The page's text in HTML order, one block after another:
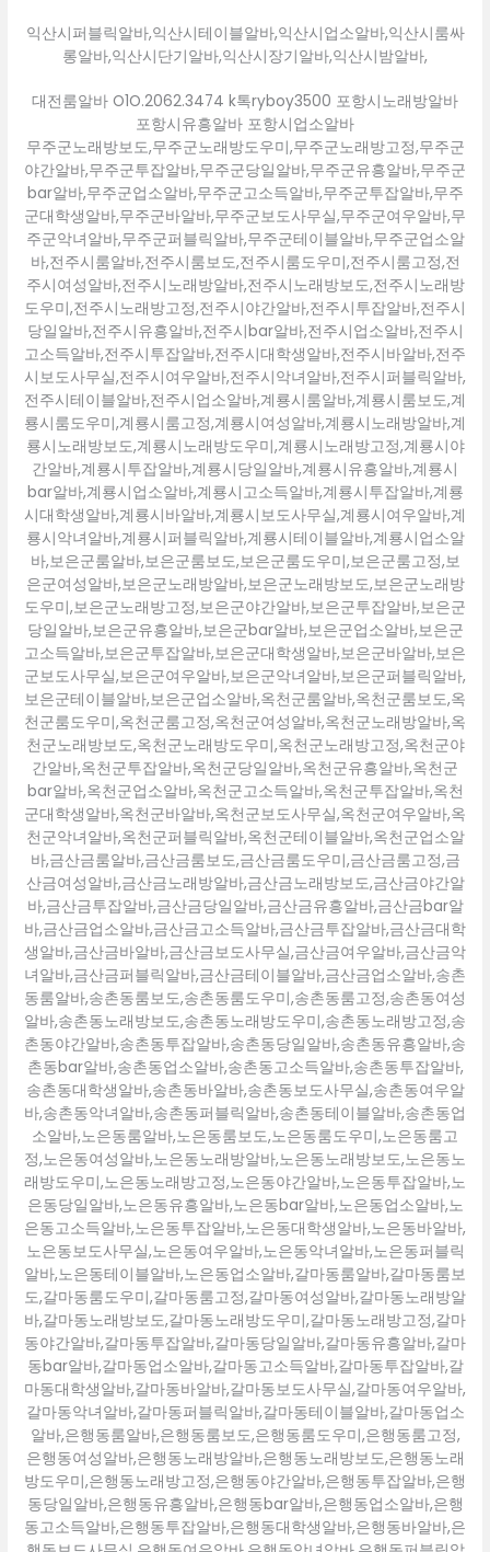
익산시퍼블릭알바,익산시테이블알바,익산시업소알바,익산시룸싸
롱알바,익산시단기알바,익산시장기알바,익산시밤알바,
대전룸알바 O1O.2062.3474 k톡ryboy3500 포항시노래방알바
포항시유흥알바 포항시업소알바
무주군노래방보도,무주군노래방도우미,무주군노래방고정,무주군
야간알바,무주군투잡알바,무주군당일알바,무주군유흥알바,무주군
bar알바,무주군업소알바,무주군고소득알바,무주군투잡알바,무주
군대학생알바,무주군바알바,무주군보도사무실,무주군여우알바,무
주군악녀알바,무주군퍼블릭알바,무주군테이블알바,무주군업소알
바,전주시룸알바,전주시룸보도,전주시룸도우미,전주시룸고정,전
주시여성알바,전주시노래방알바,전주시노래방보도,전주시노래방
도우미,전주시노래방고정,전주시야간알바,전주시투잡알바,전주시
당일알바,전주시유흥알바,전주시bar알바,전주시업소알바,전주시
고소득알바,전주시투잡알바,전주시대학생알바,전주시바알바,전주
시보도사무실,전주시여우알바,전주시악녀알바,전주시퍼블릭알바,
전주시테이블알바,전주시업소알바,계룡시룸알바,계룡시룸보도,계
룡시룸도우미,계룡시룸고정,계룡시여성알바,계룡시노래방알바,계
룡시노래방보도,계룡시노래방도우미,계룡시노래방고정,계룡시야
간알바,계룡시투잡알바,계룡시당일알바,계룡시유흥알바,계룡시
bar알바,계룡시업소알바,계룡시고소득알바,계룡시투잡알바,계룡
시대학생알바,계룡시바알바,계룡시보도사무실,계룡시여우알바,계
룡시악녀알바,계룡시퍼블릭알바,계룡시테이블알바,계룡시업소알
바,보은군룸알바,보은군룸보도,보은군룸도우미,보은군룸고정,보
은군여성알바,보은군노래방알바,보은군노래방보도,보은군노래방
도우미,보은군노래방고정,보은군야간알바,보은군투잡알바,보은군
당일알바,보은군유흥알바,보은군bar알바,보은군업소알바,보은군
고소득알바,보은군투잡알바,보은군대학생알바,보은군바알바,보은
군보도사무실,보은군여우알바,보은군악녀알바,보은군퍼블릭알바,
보은군테이블알바,보은군업소알바,옥천군룸알바,옥천군룸보도,옥
천군룸도우미,옥천군룸고정,옥천군여성알바,옥천군노래방알바,옥
천군노래방보도,옥천군노래방도우미,옥천군노래방고정,옥천군야
간알바,옥천군투잡알바,옥천군당일알바,옥천군유흥알바,옥천군
bar알바,옥천군업소알바,옥천군고소득알바,옥천군투잡알바,옥천
군대학생알바,옥천군바알바,옥천군보도사무실,옥천군여우알바,옥
천군악녀알바,옥천군퍼블릭알바,옥천군테이블알바,옥천군업소알
바,금산금룸알바,금산금룸보도,금산금룸도우미,금산금룸고정,금
산금여성알바,금산금노래방알바,금산금노래방보도,금산금야간알
바,금산금투잡알바,금산금당일알바,금산금유흥알바,금산금bar알
바,금산금업소알바,금산금고소득알바,금산금투잡알바,금산금대학
생알바,금산금바알바,금산금보도사무실,금산금여우알바,금산금악
녀알바,금산금퍼블릭알바,금산금테이블알바,금산금업소알바,송촌
동룸알바,송촌동룸보도,송촌동룸도우미,송촌동룸고정,송촌동여성
알바,송촌동노래방보도,송촌동노래방도우미,송촌동노래방고정,송
촌동야간알바,송촌동투잡알바,송촌동당일알바,송촌동유흥알바,송
촌동bar알바,송촌동업소알바,송촌동고소득알바,송촌동투잡알바,
송촌동대학생알바,송촌동바알바,송촌동보도사무실,송촌동여우알
바,송촌동악녀알바,송촌동퍼블릭알바,송촌동테이블알바,송촌동업
소알바,노은동룸알바,노은동룸보도,노은동룸도우미,노은동룸고
정,노은동여성알바,노은동노래방알바,노은동노래방보도,노은동노
래방도우미,노은동노래방고정,노은동야간알바,노은동투잡알바,노
은동당일알바,노은동유흥알바,노은동bar알바,노은동업소알바,노
은동고소득알바,노은동투잡알바,노은동대학생알바,노은동바알바,
노은동보도사무실,노은동여우알바,노은동악녀알바,노은동퍼블릭
알바,노은동테이블알바,노은동업소알바,갈마동룸알바,갈마동룸보
도,갈마동룸도우미,갈마동룸고정,갈마동여성알바,갈마동노래방알
바,갈마동노래방보도,갈마동노래방도우미,갈마동노래방고정,갈마
동야간알바,갈마동투잡알바,갈마동당일알바,갈마동유흥알바,갈마
동bar알바,갈마동업소알바,갈마동고소득알바,갈마동투잡알바,갈
마동대학생알바,갈마동바알바,갈마동보도사무실,갈마동여우알바,
갈마동악녀알바,갈마동퍼블릭알바,갈마동테이블알바,갈마동업소
알바,은행동룸알바,은행동룸보도,은행동룸도우미,은행동룸고정,
은행동여성알바,은행동노래방알바,은행동노래방보도,은행동노래
방도우미,은행동노래방고정,은행동야간알바,은행동투잡알바,은행
동당일알바,은행동유흥알바,은행동bar알바,은행동업소알바,은행
동고소득알바,은행동투잡알바,은행동대학생알바,은행동바알바,은